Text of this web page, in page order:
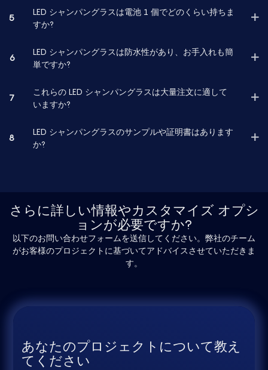
5
LED シャンパングラスは電池 1 個でどのくらい持ちま
すか?
6
LED シャンパングラスは防水性があり、お手入れも簡
単ですか?
7
これらの LED シャンパングラスは大量注文に適して
いますか?
8
LED シャンパングラスのサンプルや証明書はあります
か?
さらに詳しい情報やカスタマイズ オプシ
ョンが必要ですか?
以下のお問い合わせフォームを送信してください。弊社のチーム
がお客様のプロジェクトに基づいてアドバイスさせていただきま
す。
あなたのプロジェクトについて教え
てください